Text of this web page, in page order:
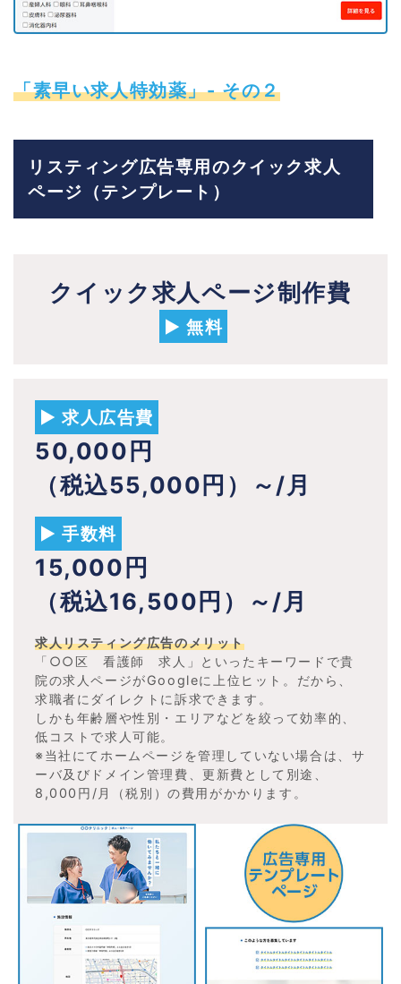
「素早い求人特効薬」- その２
リスティング広告専用のクイック求人
ページ（テンプレート）
クイック求人ページ制作費
▶ 無料
▶ 求人広告費
50,000円
（税込55,000円）～/月
▶ 手数料
15,000円
（税込16,500円）～/月
求人リスティング広告のメリット
「○○区 看護師 求人」といったキーワードで貴
院の求人ページがGoogleに上位ヒット。だから、
求職者にダイレクトに訴求できます。
しかも年齢層や性別・エリアなどを絞って効率的、
低コストで求人可能。
※当社にてホームページを管理していない場合は、サ
ーバ及びドメイン管理費、更新費として別途、
8,000円/月（税別）の費用がかかります。